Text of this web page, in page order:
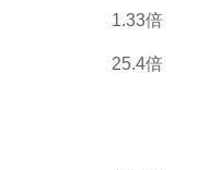
1.33倍
25.4倍